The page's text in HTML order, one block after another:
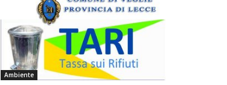
Ambiente